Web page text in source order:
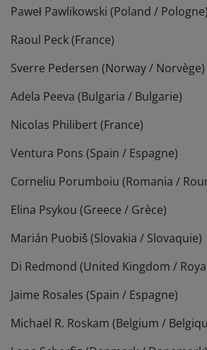
Paweł Pawlikowski (Poland / Pologne)
Raoul Peck (France)
Sverre Pedersen (Norway / Norvège)
Adela Peeva (Bulgaria / Bulgarie)
Nicolas Philibert (France)
Ventura Pons (Spain / Espagne)
Corneliu Porumboiu (Romania /
Elina Psykou (Greece / Grèce)
Marián Puobiš (Slovakia / Slovaquie)
Di Redmond (United Kingdom /
Jaime Rosales (Spain / Espagne)
Michaël R. Roskam (Belgium /